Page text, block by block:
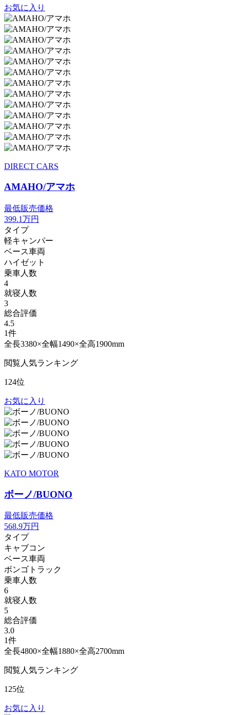
お気に入り
DIRECT CARS
AMAHO/アマホ
最低販売価格
399.1万円
タイプ
軽キャンパー
ベース車両
ハイゼット
乗車人数
4
就寝人数
3
総合評価
4.5
1件
全長3380×全幅1490×全高1900mm
閲覧人気ランキング
124位
お気に入り
KATO MOTOR
ボーノ/BUONO
最低販売価格
568.9万円
タイプ
キャブコン
ベース車両
ボンゴトラック
乗車人数
6
就寝人数
5
総合評価
3.0
1件
全長4800×全幅1880×全高2700mm
閲覧人気ランキング
125位
お気に入り